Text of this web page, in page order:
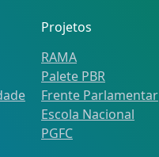
Projetos
RAMA
Palete PBR
Frente Parlamentar
Escola Nacional
PGFC